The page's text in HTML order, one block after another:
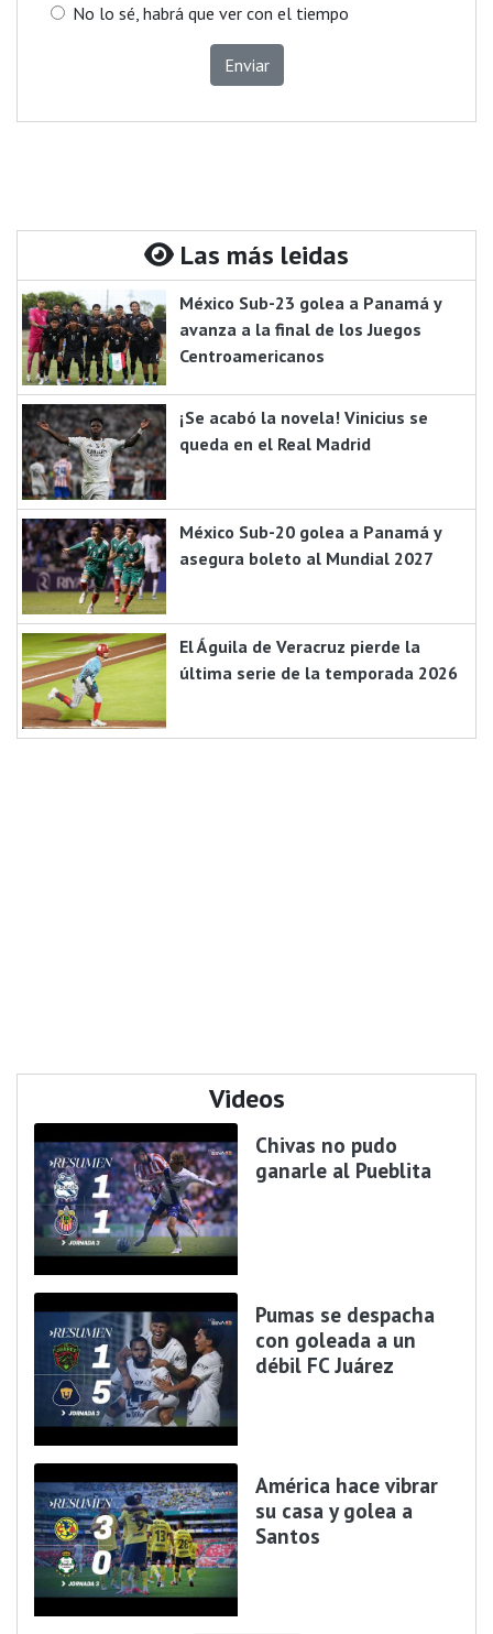
No lo sé, habrá que ver con el tiempo
Enviar
Las más leidas
México Sub-23 golea a Panamá y
avanza a la final de los Juegos
Centroamericanos
¡Se acabó la novela! Vinicius se
queda en el Real Madrid
México Sub-20 golea a Panamá y
asegura boleto al Mundial 2027
El Águila de Veracruz pierde la
última serie de la temporada 2026
Videos
Chivas no pudo
ganarle al Pueblita
Pumas se despacha
con goleada a un
débil FC Juárez
América hace vibrar
su casa y golea a
Santos